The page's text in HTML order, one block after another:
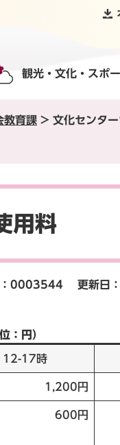
観光・文化・スポ
教育課 > 文化センタ
用料
：0003544
更新日
：円）
12-17時
1,200円
600円